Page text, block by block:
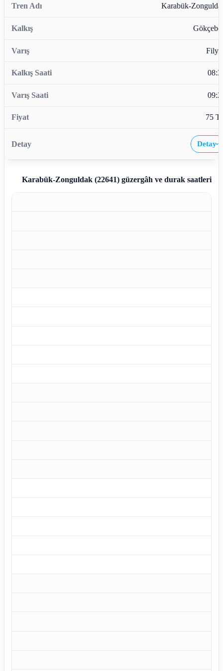
Karabük-
75
Detay›
Karabük-Zonguldak (22641)güzergâh ve durak saatleri